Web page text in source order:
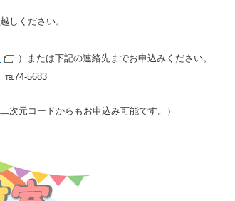
ください。
）または下記の連絡先までお申込みください。
℡74-5683
次元コードからもお申込み可能です。）